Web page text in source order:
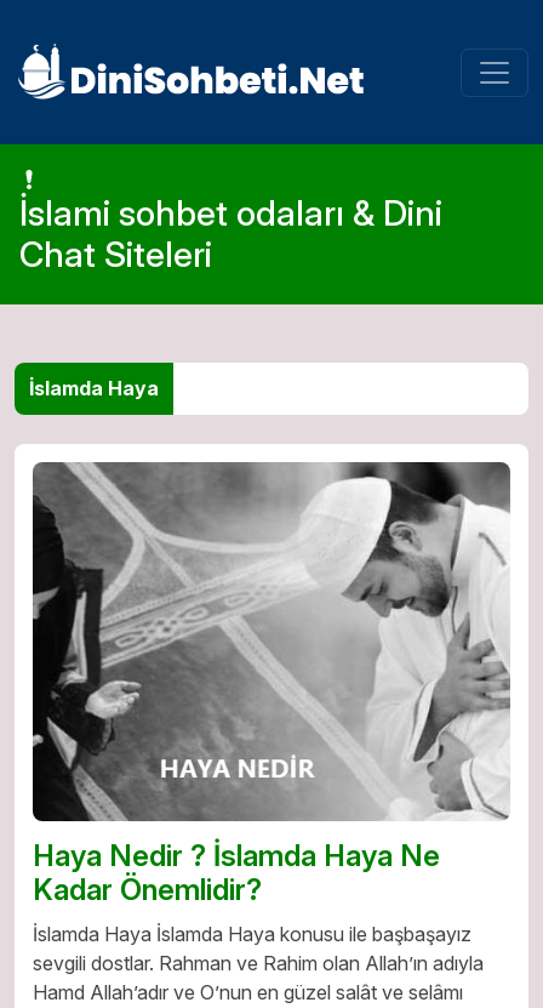
İslami sohbet odaları & Dini
Chat Siteleri
İslamda Haya
Haya Nedir ? İslamda Haya Ne
Kadar Önemlidir?
İslamda Haya İslamda Haya konusu ile başbaşayız
sevgili dostlar. Rahman ve Rahim olan Allah’ın adıyla
Hamd Allah’adır ve O’nun en güzel salât ve selâmı